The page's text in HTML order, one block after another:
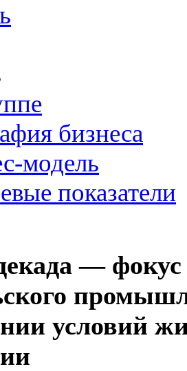
бизнеса
модель
показатели
— фокус
условий